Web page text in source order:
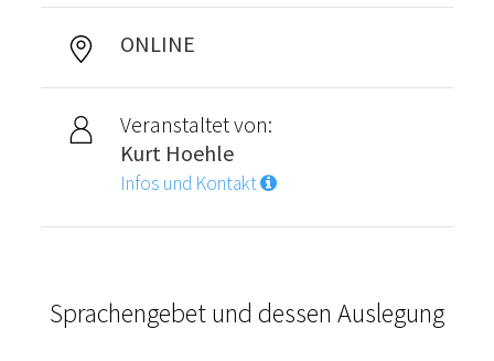
ONLINE
Veranstaltet von:
Kurt Hoehle
Infos und Kontakt
Sprachengebet und dessen Auslegung